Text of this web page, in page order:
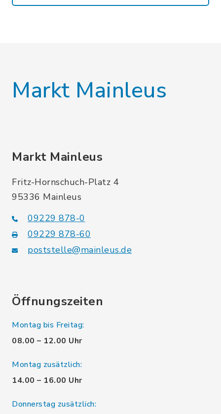
Markt Mainleus
Markt Mainleus
Fritz-Hornschuch-Platz 4
95336 Mainleus
09229 878-0
09229 878-60
poststelle@mainleus.de
Öffnungszeiten
Montag bis Freitag:
08.00 – 12.00 Uhr
Montag zusätzlich:
14.00 – 16.00 Uhr
Donnerstag zusätzlich: